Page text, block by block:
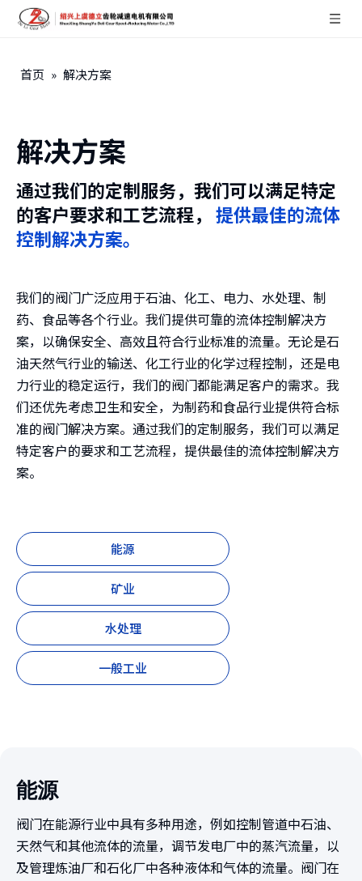
首页 » 解决方案
解决方案
通过我们的定制服务，我们可以满足特定
的客户要求和工艺流程， 提供最佳的流体
控制解决方案。
我们的阀门广泛应用于石油、化工、电力、水处理、制
药、食品等各个行业。我们提供可靠的流体控制解决方
案，以确保安全、高效且符合行业标准的流量。无论是石
油天然气行业的输送、化工行业的化学过程控制，还是电
力行业的稳定运行，我们的阀门都能满足客户的需求。我
们还优先考虑卫生和安全，为制药和食品行业提供符合标
准的阀门解决方案。通过我们的定制服务，我们可以满足
特定客户的要求和工艺流程，提供最佳的流体控制解决方
案。
能源
矿业
水处理
一般工业
能源
阀门在能源行业中具有多种用途，例如控制管道中石油、
天然气和其他流体的流量，调节发电厂中的蒸汽流量，以
及管理炼油厂和石化厂中各种液体和气体的流量。阀门在